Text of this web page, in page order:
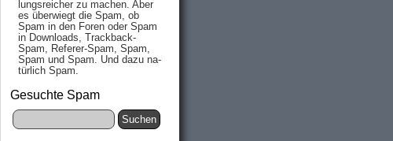
lungs­reich­er zu mach­en. Aber
es über­wiegt die Spam, ob
Spam in den Fo­ren oder Spam
in Down­loads, Track­back-
Spam, Re­fe­rer-Spam, Spam,
Spam und Spam. Und da­zu na­
tür­lich Spam.
Gesuchte Spam